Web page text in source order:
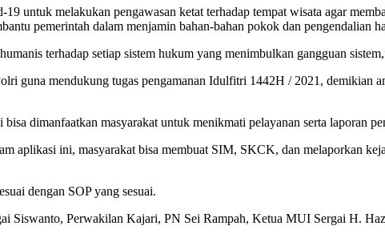
untuk melakukan pengawasan ketat terhadap tempat wisata agar
pemerintah dalam menjamin bahan-bahan pokok dan pengendalian
terhadap setiap sistem hukum yang menimbulkan gangguan
guna mendukung tugas pengamanan Idulfitri 1442H / 2021, demikian
dimanfaatkan masyarakat untuk menikmati pelayanan serta laporan
aplikasi ini, masyarakat bisa membuat SIM, SKCK, dan melaporkan
dengan SOP yang sesuai.
Siswanto, Perwakilan Kajari, PN Sei Rampah, Ketua MUI Sergai H.